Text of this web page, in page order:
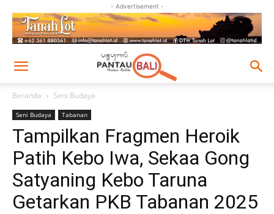
- Advertisement -
Beranda Seni Budaya
Seni Budaya Tabanan
Tampilkan Fragmen Heroik
Patih Kebo Iwa, Sekaa Gong
Satyaning Kebo Taruna
Getarkan PKB Tabanan 2025